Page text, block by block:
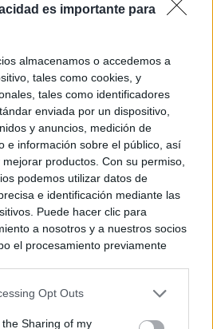
es importante para
almacenamos o accedemos a
tales como cookies, y
tales como identificadores
enviada por un dispositivo,
y anuncios, medición de
e información sobre el público, así
productos. Con su permiso,
podemos utilizar datos de
e identificación mediante las
Puede hacer clic para
a nosotros y a nuestros socios
el procesamiento previamente
Tenga en cuenta que algún
Opt Outs
Sharing of my